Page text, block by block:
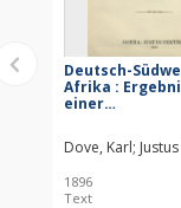
Deutsch-
Afrika :
einer
Reise im
Damaralande
Dove, Karl
1896
Text